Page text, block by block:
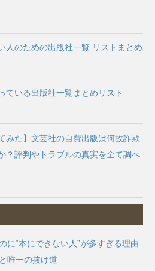
人のための出版社一覧 リストまとめ
ている出版社一覧まとめリスト
みた】文芸社の自費出版は何故詐欺
？評判やトラブルの真実を全て調べ
に“本にできない人”が多すぎる理由
唯一の抜け道